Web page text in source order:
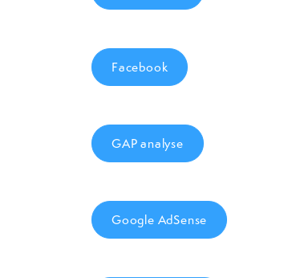
Facebook
GAP analyse
Google AdSense